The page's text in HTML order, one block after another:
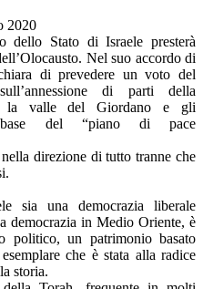
2020
dello Stato di Israele presterà
Nel suo accordo di
di prevedere un voto del
di parti della
la valle del Giordano e gli
base del “piano di pace
direzione di tutto tranne che
sia una democrazia liberale
democrazia in Medio Oriente, è
politico, un patrimonio basato
che è stata alla radice
storia.